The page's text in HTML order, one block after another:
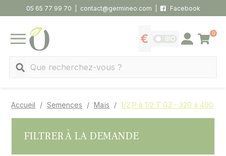
05 65 77 99 70 contact@germineo.com Facebook
MENU
Afficher les tarifs
BIO Se connecter
0
Panier
Accueil Semences Maïs 1/2 P à 1/2 T G3 - 320 à 400
FILTRER À LA DEMANDE
Panneau de gestion des cookies